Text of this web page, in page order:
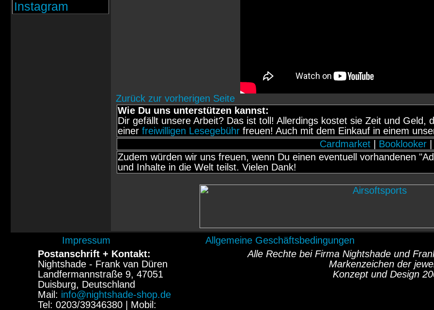
Instagram
Zurück zur vorherigen Seite
Wie Du uns unterstützen kannst:
Dir gefällt unsere Arbeit? Das ist toll! Allerdings kostet sie Zeit und Geld,
einer freiwilligen Lesegebührfreuen! Auch mit dem Einkauf in einem
Cardmarket
Booklooker
Zudem würden wir uns freuen, wenn Du einen eventuell vorhandenen
und Inhalte in die Welt teilst. Vielen Dank!
Impressum Allgemeine Geschäftsbedingungen
Postanschrift + Kontakt:
Nightshade - Frank van Düren
Landfermannstraße 9, 47051
Duisburg, Deutschland
Mail: info@nightshade-shop.de
Tel: 0203/39346380 | Mobil:
Alle Rechte bei Firma Nightshade und
Markenzeichen der
Konzept und Design